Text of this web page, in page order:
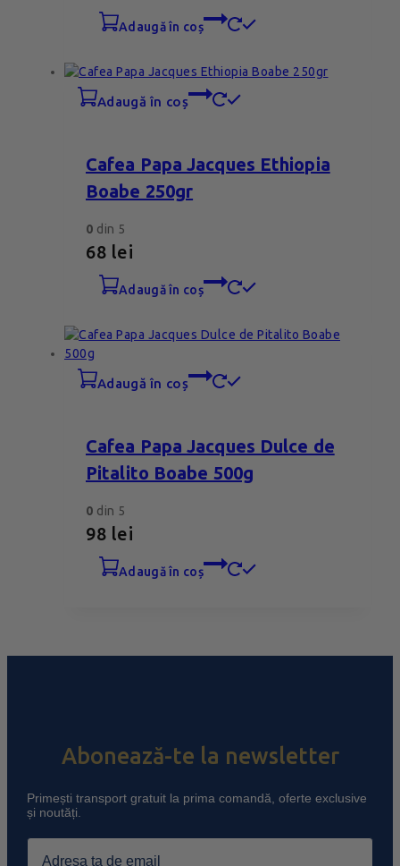
adaugă în coș
adaugă în coș
Cafea Papa Jacques Ethiopia
Boabe 250gr
0 din 5
68 lei
adaugă în coș
adaugă în coș
Cafea Papa Jacques Dulce de
Pitalito Boabe 500g
0 din 5
98 lei
adaugă în coș
Abonează-te la newsletter
Primești transport gratuit la prima comandă, oferte exclusive
și noutăți.
Email